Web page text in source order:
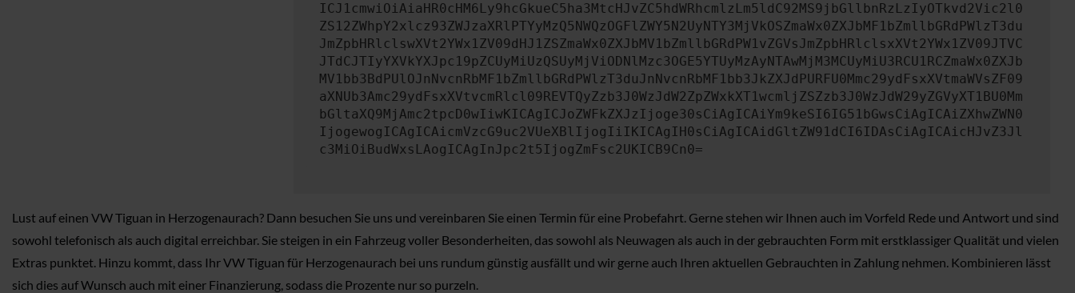
ICJ1cmwiOiAiaHR0cHM6Ly9hcGkueC5ha3MtcHJvZC5hdWRhcmlzLm5ldC92MS9jbGllbnRzLzIyOTkvd2Vic2l0
ZS12ZWhpY2xlcz93ZWJzaXRlPTYyMzQ5NWQzOGFlZWY5N2UyNTY3MjVkOSZmaWx0ZXJbMF1bZmllbGRdPWlzT3du
JmZpbHRlclswXVt2YWx1ZV09dHJ1ZSZmaWx0ZXJbMV1bZmllbGRdPW1vZGVsJmZpbHRlclsxXVt2YWx1ZV09JTVC
JTdCJTIyYXVkYXJpc19pZCUyMiUzQSUyMjViODNlMzc3OGE5YTUyMzAyNTAwMjM3MCUyMiU3RCU1RCZmaWx0ZXJb
MV1bb3BdPUlOJnNvcnRbMF1bZmllbGRdPWlzT3duJnNvcnRbMF1bb3JkZXJdPURFU0Mmc29ydFsxXVtmaWVsZF09
aXNUb3Amc29ydFsxXVtvcmRlcl09REVTQyZzb3J0WzJdW2ZpZWxkXT1wcmljZSZzb3J0WzJdW29yZGVyXT1BU0Mm
bGltaXQ9MjAmc2tpcD0wIiwKICAgICJoZWFkZXJzIjoge30sCiAgICAiYm9keSI6IG51bGwsCiAgICAiZXhwZWN0
IjogewogICAgICAicmVzcG9uc2VUeXBlIjogIiIKICAgIH0sCiAgICAidGltZW91dCI6IDAsCiAgICAicHJvZ3Jl
c3MiOiBudWxsLAogICAgInJpc2t5IjogZmFsc2UKICB9Cn0=
Lust auf einen VW Tiguan in Herzogenaurach? Dann besuchen Sie uns und vereinbaren Sie einen Termin für eine Probefahrt. Gerne stehen wir Ihnen auch im Vorfeld Rede und Antwort und sind
sowohl telefonisch als auch digital erreichbar. Sie steigen in ein Fahrzeug voller Besonderheiten, das sowohl als Neuwagen als auch in der gebrauchten Form mit erstklassiger Qualität und vielen
Extras punktet. Hinzu kommt, dass Ihr VW Tiguan für Herzogenaurach bei uns rundum günstig ausfällt und wir gerne auch Ihren aktuellen Gebrauchten in Zahlung nehmen. Kombinieren lässt
sich dies auf Wunsch auch mit einer Finanzierung, sodass die Prozente nur so purzeln.